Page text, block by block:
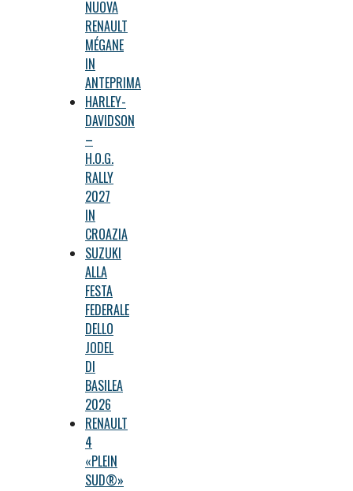
NUOVA
RENAULT
MÉGANE
IN
ANTEPRIMA
HARLEY-
DAVIDSON
–
H.O.G.
RALLY
2027
IN
CROAZIA
SUZUKI
ALLA
FESTA
FEDERALE
DELLO
JODEL
DI
BASILEA
2026
RENAULT
4
«PLEIN
SUD®»